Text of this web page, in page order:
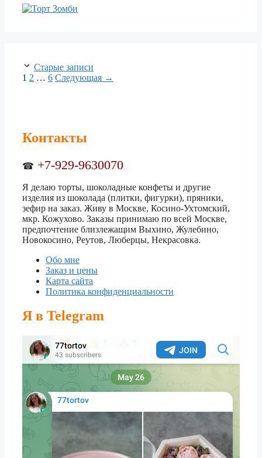
Навигация
записи
Старые записи
Страница
1 Страница
2 … Страница
6 Следующая →
Контакты
☎ +7-929-9630070
Я делаю торты, шоколадные конфеты и другие
изделия из шоколада (плитки, фигурки), пряники,
зефир на заказ. Живу в Москве, Косино-Ухтомский,
мкр. Кожухово. Заказы принимаю по всей Москве,
предпочтение близлежащим Выхино, Жулебино,
Новокосино, Реутов, Люберцы, Некрасовка.
Обо мне
Заказ и цены
Карта сайта
Политика конфиденциальности
Я в Telegram